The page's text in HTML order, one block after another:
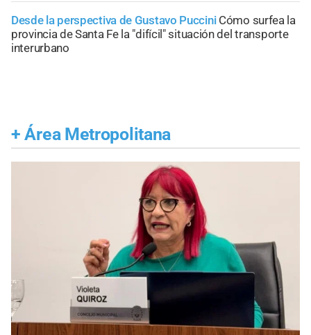
Desde la perspectiva de Gustavo Puccini Cómo surfea la
provincia de Santa Fe la "difícil" situación del transporte
interurbano
+ Área Metropolitana